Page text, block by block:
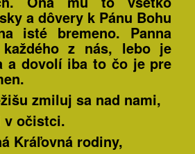
a dôvery k Pánu Bohu
isté bremeno. Panna
z nás, lebo je
a dovolí iba to čo je pre
zmiluj sa nad nami,
v očistci.
Kráľovná rodiny,